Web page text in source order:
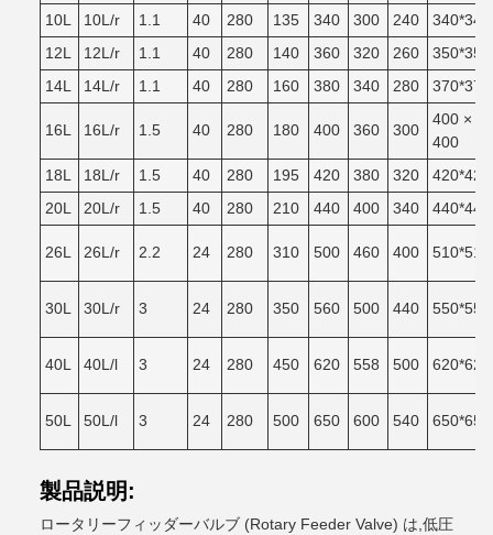
10L
10L/r 1.1 40 280 135 340 300 240
340*340
12L
12L/r 1.1 40 280 140 360 320 260
350*350
14L
14L/r 1.1 40 280 160 380 340 280 370*370
16L 16L/r 1.5 40 280 180 400 360 300
400 ×
400
18L
18L/r 1.5 40 280 195 420 380 320
420*420
20L
20L/r 1.5 40 280 210 440 400 340 440*440
26L 26L/r 2.2 24 280 310 500 460 400 510*510
30L 30L/r 3 24 280 350 560 500 440 550*550
40L 40L/l 3 24 280 450 620 558 500 620*620
50L 50L/l 3 24 280 500 650 600 540 650*650
製品説明:
ロータリーフィッダーバルブ (Rotary Feeder Valve) は,低圧